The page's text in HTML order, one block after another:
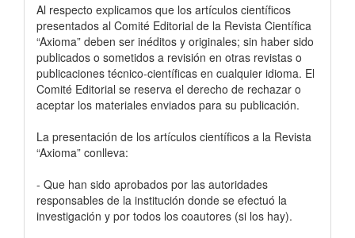
Al respecto explicamos que los artículos científicos
presentados al Comité Editorial de la Revista Científica
“Axioma” deben ser inéditos y originales; sin haber sido
publicados o sometidos a revisión en otras revistas o
publicaciones técnico-científicas en cualquier idioma. El
Comité Editorial se reserva el derecho de rechazar o
aceptar los materiales enviados para su publicación.
La presentación de los artículos científicos a la Revista
“Axioma” conlleva:
- Que han sido aprobados por las autoridades
responsables de la institución donde se efectuó la
investigación y por todos los coautores (si los hay).